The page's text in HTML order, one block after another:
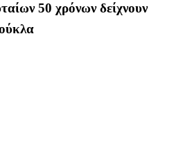
50 χρόνων δείχνουν